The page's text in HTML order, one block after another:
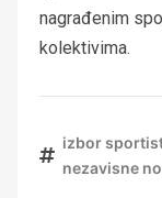
nagrađenim
kolektivima.
izbor
nezavisne